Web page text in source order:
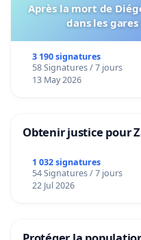
Après la mort de
dans les
3 190 signatures
58 Signatures / 7 jours
13 May 2026
Obtenir justice pour
1 032 signatures
54 Signatures / 7 jours
22 Jul 2026